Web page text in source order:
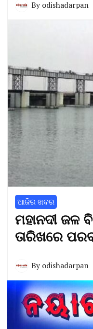
By odishadarpan
ଆଜିର ଖବର
ମହାନଦୀ ଜଳ
ତାରିଖରେ
By odishadarpan